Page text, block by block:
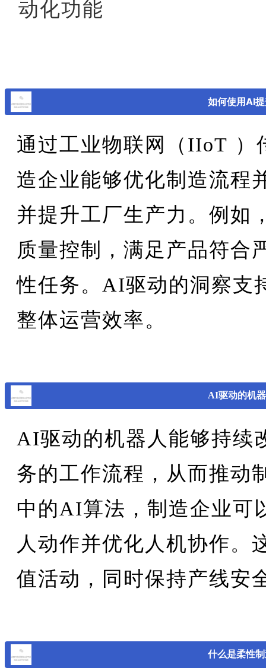
动化功能
如何使用AI
通过工业物联网（ IIoT ）
造企业能够优化制造流程
并提升工厂生产力。例如
质量控制，满足产品符合
性任务。AI驱动的洞察支
整体运营效率。
AI驱动的机
AI驱动的机器人能够持续
务的工作流程，从而推动
中的AI算法，制造企业可
人动作并优化人机协作。
值活动，同时保持产线安
什么是柔性